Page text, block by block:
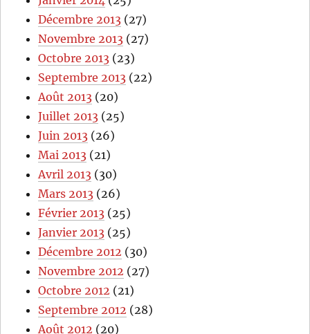
Décembre 2013 (27)
Novembre 2013 (27)
Octobre 2013 (23)
Septembre 2013 (22)
Août 2013 (20)
Juillet 2013 (25)
Juin 2013 (26)
Mai 2013 (21)
Avril 2013 (30)
Mars 2013 (26)
Février 2013 (25)
Janvier 2013 (25)
Décembre 2012 (30)
Novembre 2012 (27)
Octobre 2012 (21)
Septembre 2012 (28)
Août 2012 (20)